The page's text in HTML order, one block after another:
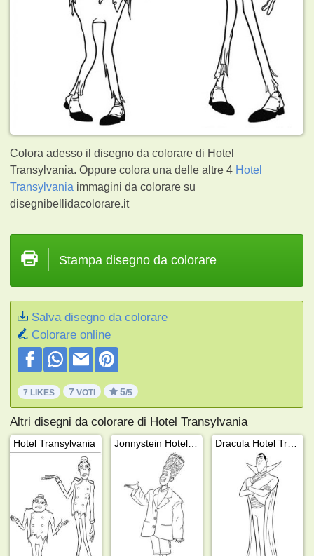
Colora adesso il disegno da colorare di Hotel
Transylvania. Oppure colora una delle altre 4 Hotel
Transylvania immagini da colorare su
disegnibellidacolorare.it
Stampa disegno da colorare
Salva disegno da colorare
Colorare online
7 LIKES 7 VOTI 5/5
Altri disegni da colorare di Hotel Transylvania
Hotel Transylvania